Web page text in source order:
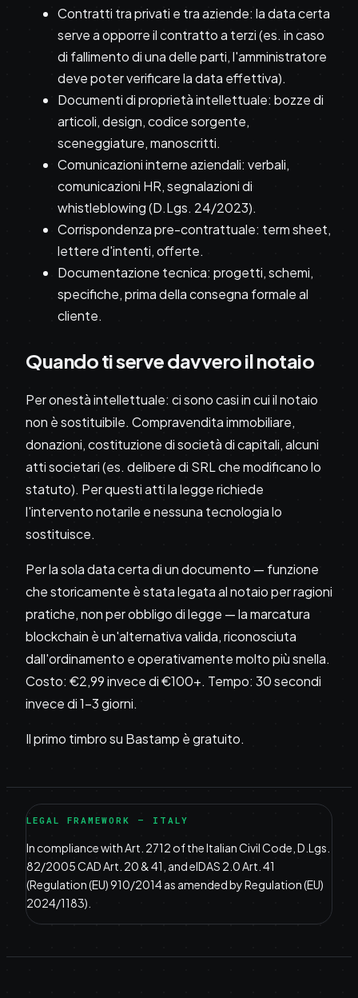
Contratti tra privati e tra aziende: la data certa
serve a opporre il contratto a terzi (es. in caso
di fallimento di una delle parti, l'amministratore
deve poter verificare la data effettiva).
Documenti di proprietà intellettuale: bozze di
articoli, design, codice sorgente,
sceneggiature, manoscritti.
Comunicazioni interne aziendali: verbali,
comunicazioni HR, segnalazioni di
whistleblowing (D.Lgs. 24/2023).
Corrispondenza pre-contrattuale: term sheet,
lettere d'intenti, offerte.
Documentazione tecnica: progetti, schemi,
specifiche, prima della consegna formale al
cliente.
Quando ti serve davvero il notaio
Per onestà intellettuale: ci sono casi in cui il notaio
non è sostituibile. Compravendita immobiliare,
donazioni, costituzione di società di capitali, alcuni
atti societari (es. delibere di SRL che modificano lo
statuto). Per questi atti la legge richiede
l'intervento notarile e nessuna tecnologia lo
sostituisce.
Per la sola data certa di un documento — funzione
che storicamente è stata legata al notaio per ragioni
pratiche, non per obbligo di legge — la marcatura
blockchain è un'alternativa valida, riconosciuta
dall'ordinamento e operativamente molto più snella.
Costo: €2,99 invece di €100+. Tempo: 30 secondi
invece di 1-3 giorni.
Il primo timbro su Bastamp è gratuito.
LEGAL FRAMEWORK — ITALY
In compliance with Art. 2712 of the Italian Civil Code, D.Lgs.
82/2005 CAD Art. 20 & 41, and eIDAS 2.0 Art. 41
(Regulation (EU) 910/2014 as amended by Regulation (EU)
2024/1183).